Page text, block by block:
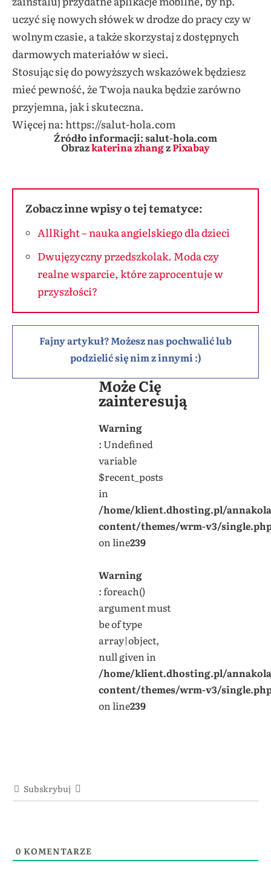
uczyć się nowych słówek w drodze do pracy czy w
wolnym czasie, a także skorzystaj z dostępnych
darmowych materiałów w sieci.
Stosując się do powyższych wskazówek będziesz
mieć pewność, że Twoja nauka będzie zarówno
przyjemna, jak i skuteczna.
Więcej na: https://salut-hola.com
Źródło informacji: salut-hola.com
Obrazkaterina zhangzPixabay
Zobacz inne wpisy o tej tematyce:
AllRight – nauka angielskiego dla dzieci
Dwujęzyczny przedszkolak. Moda czy
realne wsparcie, które zaprocentuje w
przyszłości?
Fajny artykuł? Możesz nas pochwalić lub
podzielić się nim z innymi :)
Może Cię
zainteresują
Warning
: Undefined
variable
$recent_posts
in
/home/klient.dhosting.pl/
content/themes/wrm-v3/
on line239
Warning
: foreach()
argument must
be of type
array|object,
null given in
/home/klient.dhosting.pl/
content/themes/wrm-v3/
on line239
Subskrybuj
0 KOMENTARZE